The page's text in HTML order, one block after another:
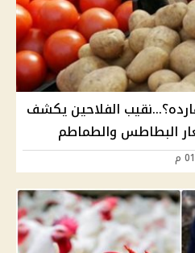
الفلاحين يكشف